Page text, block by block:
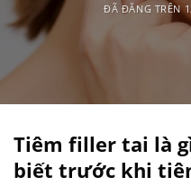
ĐÃ ĐĂNG TRÊN
Tiêm filler tai là
biết trước khi